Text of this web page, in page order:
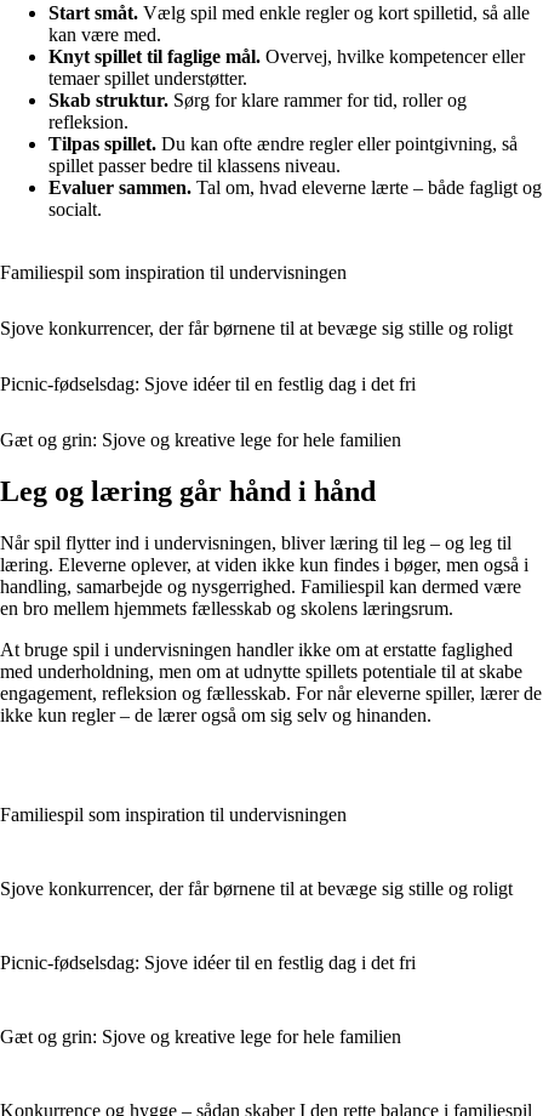
Start småt. Vælg spil med enkle regler og kort spilletid, så alle
kan være med.
Knyt spillet til faglige mål. Overvej, hvilke kompetencer eller
temaer spillet understøtter.
Skab struktur. Sørg for klare rammer for tid, roller og
refleksion.
Tilpas spillet. Du kan ofte ændre regler eller pointgivning, så
spillet passer bedre til klassens niveau.
Evaluer sammen. Tal om, hvad eleverne lærte – både fagligt og
socialt.
Familiespil som inspiration til undervisningen
Sjove konkurrencer, der får børnene til at bevæge sig stille og roligt
Picnic-fødselsdag: Sjove idéer til en festlig dag i det fri
Gæt og grin: Sjove og kreative lege for hele familien
Leg og læring går hånd i hånd
Når spil flytter ind i undervisningen, bliver læring til leg – og leg til
læring. Eleverne oplever, at viden ikke kun findes i bøger, men også i
handling, samarbejde og nysgerrighed. Familiespil kan dermed være
en bro mellem hjemmets fællesskab og skolens læringsrum.
At bruge spil i undervisningen handler ikke om at erstatte faglighed
med underholdning, men om at udnytte spillets potentiale til at skabe
engagement, refleksion og fællesskab. For når eleverne spiller, lærer de
ikke kun regler – de lærer også om sig selv og hinanden.
Familiespil som inspiration til undervisningen
Sjove konkurrencer, der får børnene til at bevæge sig stille og roligt
Picnic-fødselsdag: Sjove idéer til en festlig dag i det fri
Gæt og grin: Sjove og kreative lege for hele familien
Konkurrence og hygge – sådan skaber I den rette balance i familiespil